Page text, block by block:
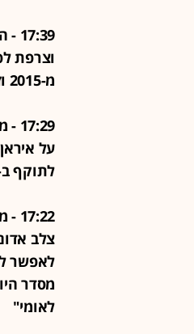
וצרפת
מ-2015 וזאת על רקע הפרות של ההסכם מצד איראן
לתוקף ב-27 בספטמבר בשעה 8 בערב לפי שעון
צלב
לאפשר
מסדר
לאומי"